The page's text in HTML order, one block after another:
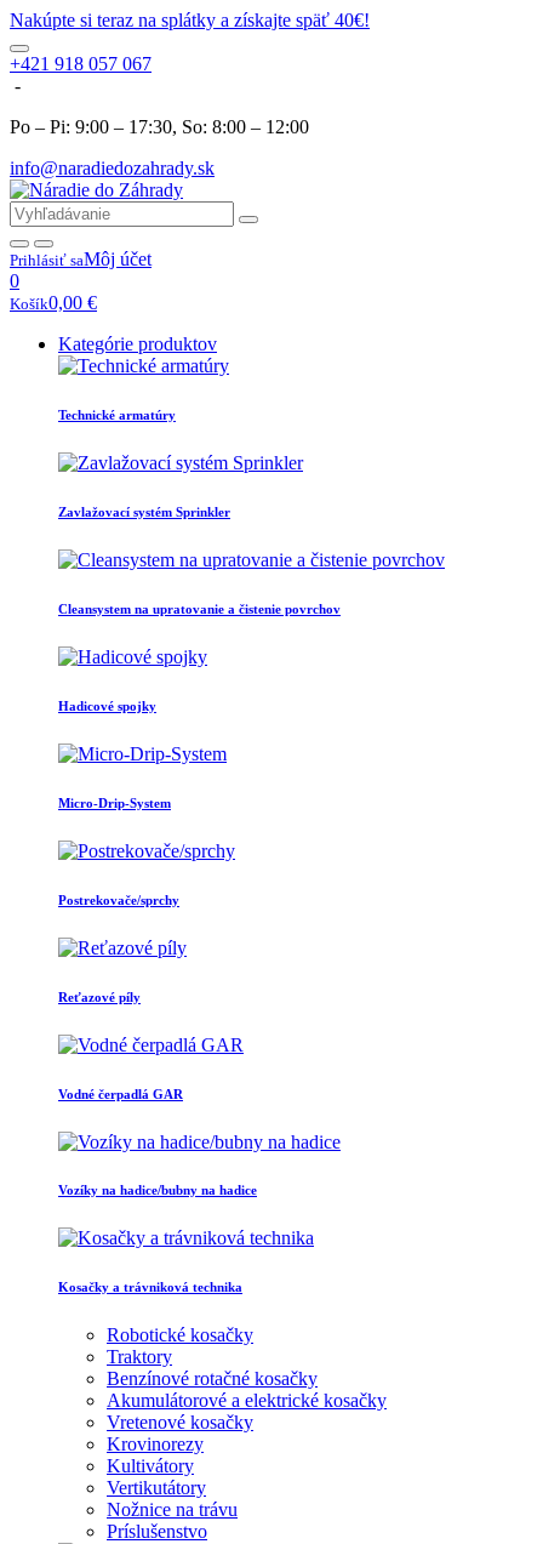
Nakúpte si teraz na splátky a získajte späť 40€!
+421 918 057 067
-
Po – Pi: 9:00 – 17:30, So: 8:00 – 12:00
info@naradiedozahrady.sk
Prihlásiť saMôj účet
0
Košík0,00 €
Kategórie produktov
Technické armatúry
Zavlažovací systém Sprinkler
Cleansystem na upratovanie a čistenie povrchov
Hadicové spojky
Micro-Drip-System
Postrekovače/sprchy
Reťazové píly
Vodné čerpadlá GAR
Vozíky na hadice/bubny na hadice
Kosačky a trávniková technika
Robotické kosačky
Traktory
Benzínové rotačné kosačky
Akumulátorové a elektrické kosačky
Vretenové kosačky
Krovinorezy
Kultivátory
Vertikutátory
Nožnice na trávu
Príslušenstvo